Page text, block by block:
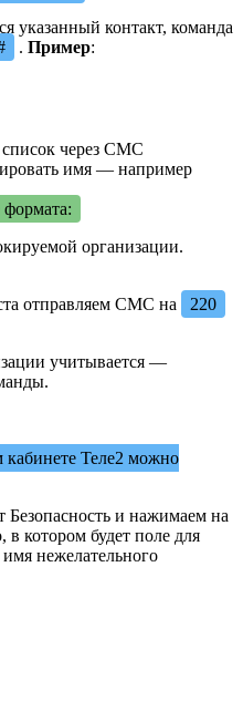
указанный контакт, команда
. Пример:
список через СМС
имя — например
формата:
организации.
отправляем СМС на
220
учитывается —
кабинете Теле2 можно
Безопасность и нажимаем на
котором будет поле для
нежелательного